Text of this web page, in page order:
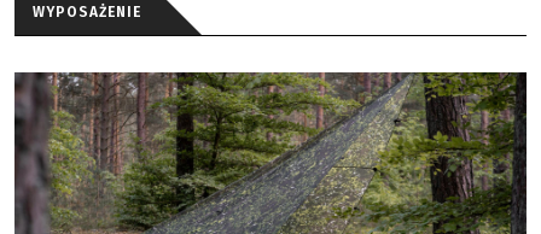
WYPOSAŻENIE